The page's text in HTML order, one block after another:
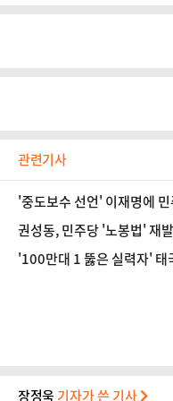
관련기사
'중도보수 선언' 이재명에
권성동, 민주당 '노봉법' 재
'100만대 1 뚫은 실력자' 태
장정욱 기자가 쓴 기사